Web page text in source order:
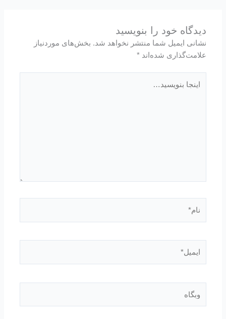
دیدگاه‌ خود را بنویسید
نشانی ایمیل شما منتشر نخواهد شد. بخش‌های موردنیاز
علامت‌گذاری شده‌اند*
بنویسید…